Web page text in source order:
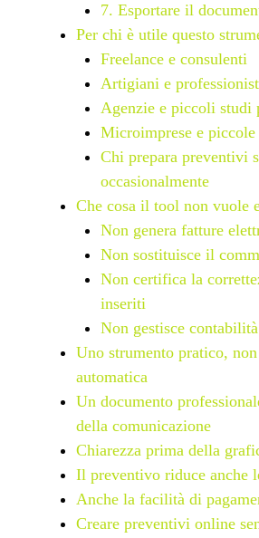
7. Esportare il
Per chi è utile questo
Freelance e consulenti
Artigiani e
Agenzie e piccoli studi
Microimprese e
Chi prepara preventivi
occasionalmente
Che cosa il tool non vuole
Non genera fatture
Non sostituisce il
Non certifica la
inseriti
Non gestisce
Uno strumento pratico,
automatica
Un documento
della comunicazione
Chiarezza prima della
Il preventivo riduce anche
Anche la facilità di
Creare preventivi online